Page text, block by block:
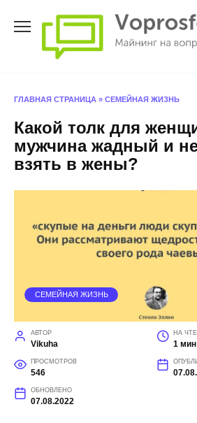
ГЛАВНАЯ СТРАНИЦА » СЕМЕЙНАЯ ЖИЗНЬ
Какой толк для
мужчина жадный и не
взять в жены?
СЕМЕЙНАЯ ЖИЗНЬ
АВТОР
Vikuha
НА
1 мин
ПРОСМОТРОВ
546
ОБНОВЛЕНО
07.08.2022